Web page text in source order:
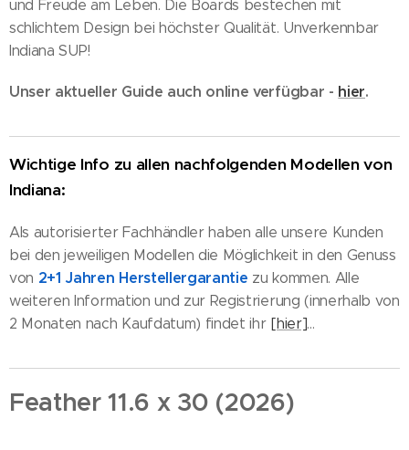
und Freude am Leben. Die Boards bestechen mit
schlichtem Design bei höchster Qualität. Unverkennbar
Indiana SUP!
Unser aktueller Guide auch online verfügbar - hier.
Wichtige Info zu allen nachfolgenden Modellen von
Indiana:
Als autorisierter Fachhändler haben alle unsere Kunden
bei den jeweiligen Modellen die Möglichkeit in den Genuss
von 2+1 Jahren Herstellergarantie zu kommen. Alle
weiteren Information und zur Registrierung (innerhalb von
2 Monaten nach Kaufdatum) findet ihr [hier]...
Feather 11.6 x 30 (2026)